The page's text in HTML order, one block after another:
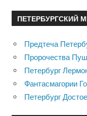
ПЕТЕРБУРГСКИЙ
Предтеча
Пророчества
Петербург
Фантасмагории
Петербург